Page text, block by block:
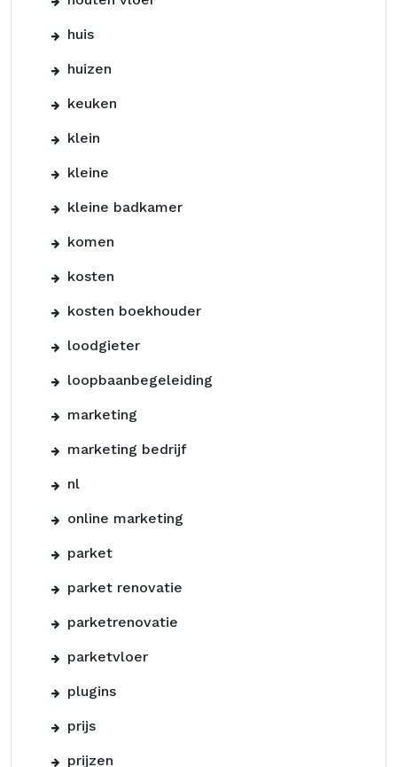
huis
huizen
keuken
klein
kleine
kleine badkamer
komen
kosten
kosten boekhouder
loodgieter
loopbaanbegeleiding
marketing
marketing bedrijf
nl
online marketing
parket
parket renovatie
parketrenovatie
parketvloer
plugins
prijs
prijzen